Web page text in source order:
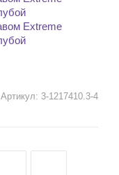
Артикул: 3-1217410.3-4